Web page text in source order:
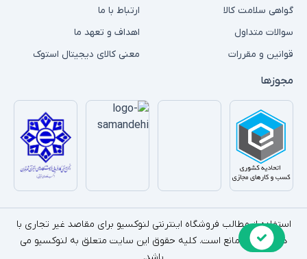
گواهی سلامت کالا
سوالات متداول
قوانین و مقررات
ارتباط با ما
اهداف و تعهد ما
معنی کالای دیجیتال استوک
مجوزها
استفاده از مطالب فروشگاه اینترنتی لنوکسیو برای مقاصد غیر تجاری با
ذکر منبع بلامانع است. کلیه حقوق این سایت متعلق به لنوکسیو می